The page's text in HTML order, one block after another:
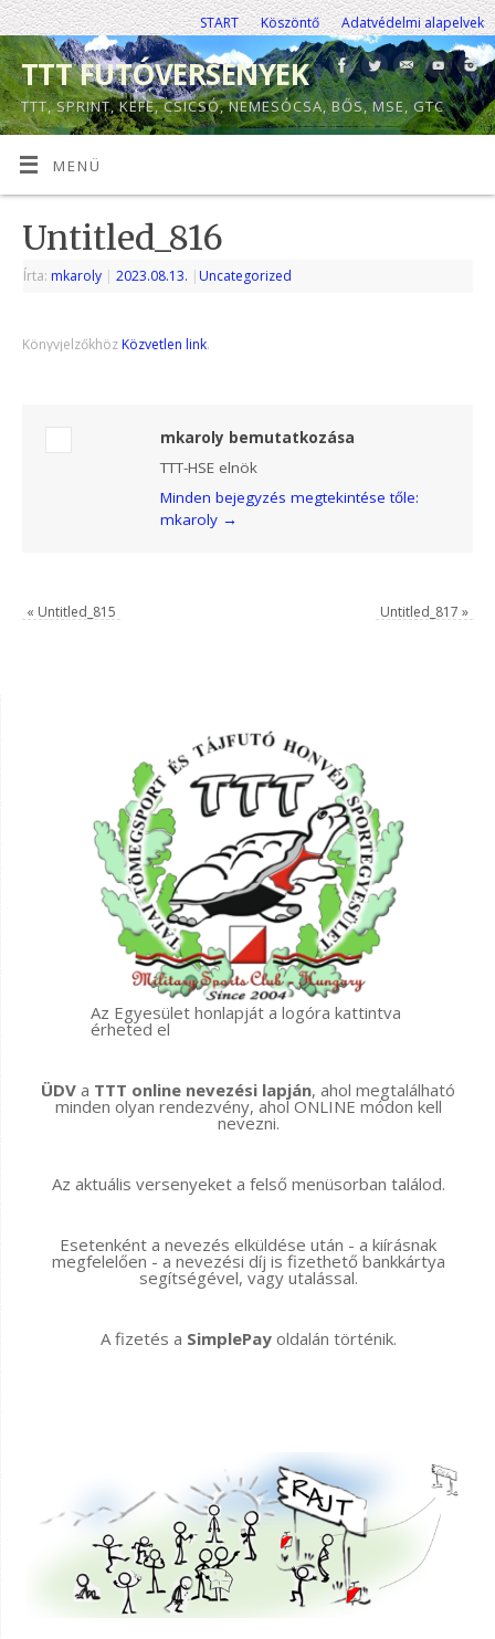
START Köszöntő Adatvédelmi alapelvek
TTT FUTÓVERSENYEK
TTT, SPRINT, KEFE, CSICSÓ, NEMESÓCSA, BŐS, MSE, GTC
MENÜ
Untitled_816
Írta: mkaroly | 2023.08.13. | Uncategorized
Könyvjelzőkhöz Közvetlen link.
mkaroly bemutatkozása
TTT-HSE elnök
Minden bejegyzés megtekintése tőle:
mkaroly →
« Untitled_815 Untitled_817 »
Az Egyesület honlapját a logóra kattintva
érheted el
ÜDV a TTT online nevezési lapján, ahol megtalálható
minden olyan rendezvény, ahol ONLINE módon kell
nevezni.
Az aktuális versenyeket a felső menüsorban találod.
Esetenként a nevezés elküldése után - a kiírásnak
megfelelően - a nevezési díj is fizethető bankkártya
segítségével, vagy utalással.
A fizetés a SimplePayoldalán történik.